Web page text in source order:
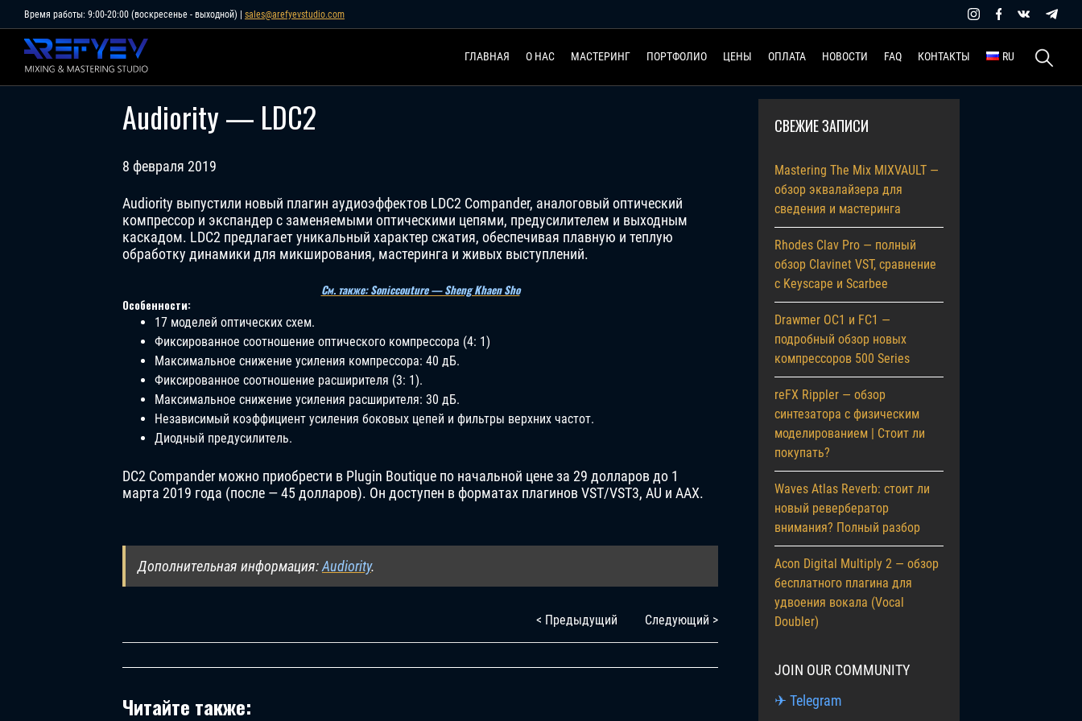
to
content
Время работы: 9:00-20:00 (воскресенье - выходной) | sales@arefyevstudio.com
ГЛАВНАЯ О НАС МАСТЕРИНГ ПОРТФОЛИО ЦЕНЫ ОПЛАТА НОВОСТИ FAQ КОНТАКТЫ RU Найти:
Audiority — LDC2
8 февраля 2019
Audiority выпустили новый плагин аудиоэффектов LDC2 Compander, аналоговый оптический
компрессор и экспандер с заменяемыми оптическими цепями, предусилителем и выходным
каскадом. LDC2 предлагает уникальный характер сжатия, обеспечивая плавную и теплую
обработку динамики для микширования, мастеринга и живых выступлений.
См. также: Soniccouture — Sheng Khaen Sho
Особенности:
17 моделей оптических схем.
Фиксированное соотношение оптического компрессора (4: 1)
Максимальное снижение усиления компрессора: 40 дБ.
Фиксированное соотношение расширителя (3: 1).
Максимальное снижение усиления расширителя: 30 дБ.
Независимый коэффициент усиления боковых цепей и фильтры верхних частот.
Диодный предусилитель.
DC2 Compander можно приобрести в Plugin Boutique по начальной цене за 29 долларов до 1
марта 2019 года (после — 45 долларов). Он доступен в форматах плагинов VST/VST3, AU и AAX.
Дополнительная информация:Audiority.
< Предыдущий Следующий >
Читайте также:
СВЕЖИЕ ЗАПИСИ
Mastering The Mix MIXVAULT —
обзор эквалайзера для
сведения и мастеринга
Rhodes Clav Pro — полный
обзор Clavinet VST, сравнение
с Keyscape и Scarbee
Drawmer OC1 и FC1 —
подробный обзор новых
компрессоров 500 Series
reFX Rippler — обзор
синтезатора с физическим
моделированием | Стоит ли
покупать?
Waves Atlas Reverb: стоит ли
новый ревербератор
внимания? Полный разбор
Acon Digital Multiply 2 — обзор
бесплатного плагина для
удвоения вокала (Vocal
Doubler)
JOIN OUR COMMUNITY
✈ Telegram